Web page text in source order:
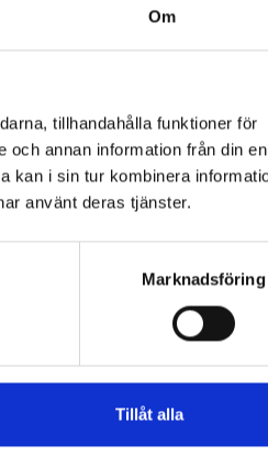
Om
tillhandahålla funktioner för
annan information från din
kan i sin tur kombinera
använt deras tjänster.
Marknadsföring
Tillåt alla
Isolatorer